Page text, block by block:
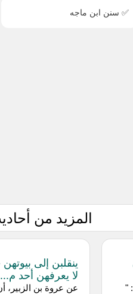
✅ سنن ابن ماجه
المزيد من
"
ينقلبن إلى
لا يعرفهن أحد م...
عن عروة بن الزبير،